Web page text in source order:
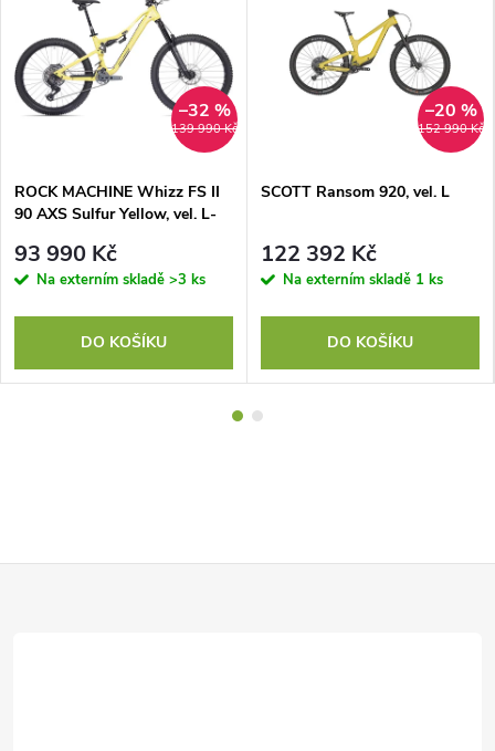
139 990 Kč
–32 %
ROCK MACHINE Whizz FS II
90 AXS Sulfur Yellow, vel. L-
93 990 Kč
Na externím skladě >3 ks
DO KOŠÍKU
152 990 Kč
–20 %
SCOTT Ransom 920, vel. L
122 392 Kč
Na externím skladě 1 ks
DO KOŠÍKU